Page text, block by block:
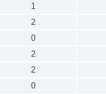
1
2
0
2
2
0